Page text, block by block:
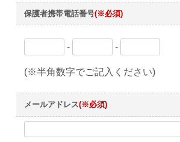
保護者携帯電話番号(※必須)
- -
(※半角数字でご記入ください)
メールアドレス(※必須)